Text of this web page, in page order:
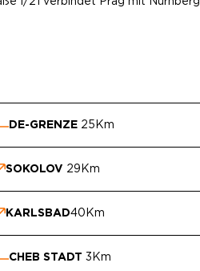
DE-GRENZE 25Km
SOKOLOV 29Km
KARLSBAD40Km
CHEB STADT 3Km